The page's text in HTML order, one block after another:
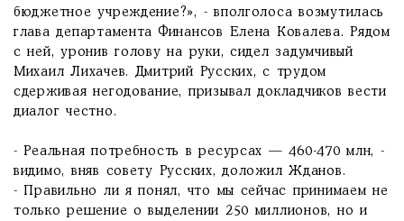
бюджетное учреждение?», - вполголоса возмутилась
глава департамента Финансов Елена Ковалева. Рядом
с ней, уронив голову на руки, сидел задумчивый
Михаил Лихачев. Дмитрий Русских, с трудом
сдерживая негодование, призывал докладчиков вести
диалог честно.
- Реальная потребность в ресурсах — 460-470 млн, -
видимо, вняв совету Русских, доложил Жданов.
- Правильно ли я понял, что мы сейчас принимаем не
только решение о выделении 250 миллионов, но и